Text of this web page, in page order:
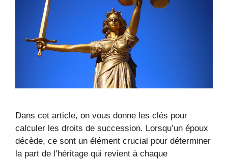
Dans cet article, on vous donne les clés pour
calculer les droits de succession. Lorsqu’un époux
décède, ce sont un élément crucial pour déterminer
la part de l’héritage qui revient à chaque